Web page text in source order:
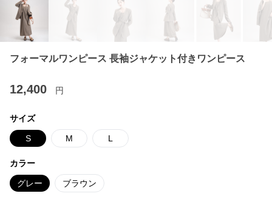
フォーマルワンピース 長袖ジャケット付きワンピース
12,400 円
サイズ
S M L
カラー
グレー ブラウン